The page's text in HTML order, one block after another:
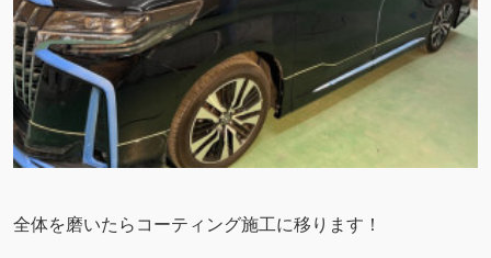
全体を磨いたらコーティング施工に移ります！